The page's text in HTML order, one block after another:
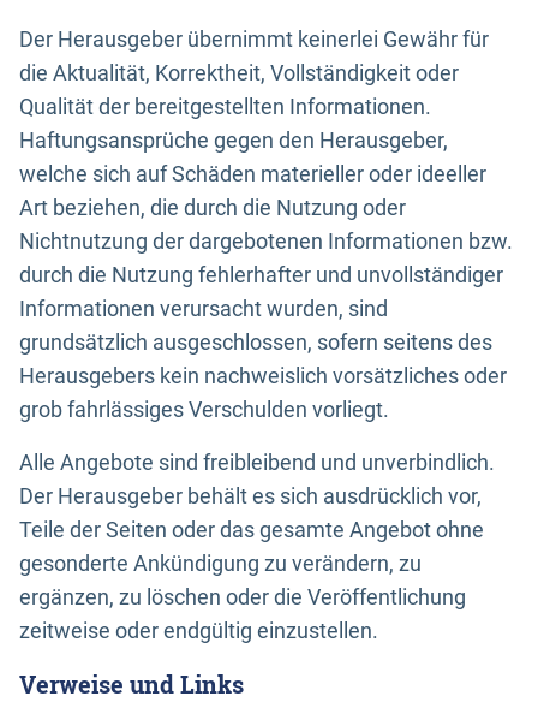
Der Herausgeber übernimmt keinerlei Gewähr für
die Aktualität, Korrektheit, Vollständigkeit oder
Qualität der bereitgestellten Informationen.
Haftungsansprüche gegen den Herausgeber,
welche sich auf Schäden materieller oder ideeller
Art beziehen, die durch die Nutzung oder
Nichtnutzung der dargebotenen Informationen bzw.
durch die Nutzung fehlerhafter und unvollständiger
Informationen verursacht wurden, sind
grundsätzlich ausgeschlossen, sofern seitens des
Herausgebers kein nachweislich vorsätzliches oder
grob fahrlässiges Verschulden vorliegt.
Alle Angebote sind freibleibend und unverbindlich.
Der Herausgeber behält es sich ausdrücklich vor,
Teile der Seiten oder das gesamte Angebot ohne
gesonderte Ankündigung zu verändern, zu
ergänzen, zu löschen oder die Veröffentlichung
zeitweise oder endgültig einzustellen.
Verweise und Links